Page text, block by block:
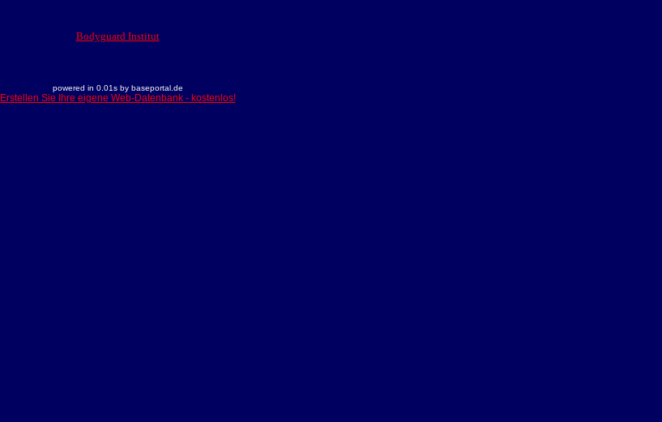
Bodyguard Institut
powered in 0.01s by baseportal.de
Erstellen Sie Ihre eigene Web-Datenbank - kostenlos!